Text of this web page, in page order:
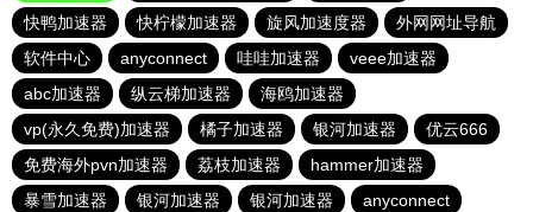
快鸭加速器
快柠檬加速器 旋风加速度器
外网网址导航
软件中心
anyconnect 哇哇加速器
veee加速器
abc加速器
纵云梯加速器
海鸥加速器
vp(永久免费)加速器
橘子加速器 银河加速器
优云666
免费海外pvn加速器
荔枝加速器
hammer加速器
暴雪加速器
银河加速器 银河加速器
anyconnect